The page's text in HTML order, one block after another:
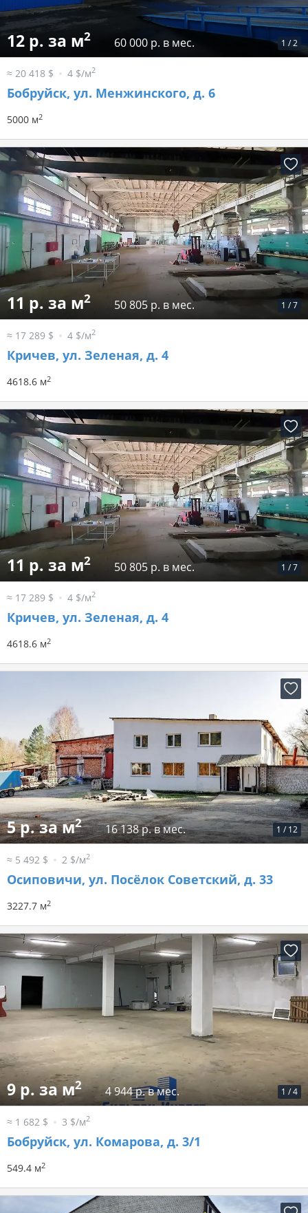
1 /2
12 р. за м2 60 000 р. в мес.
≈ 20 418 $ 4 $/м2
Бобруйск, ул. Менжинского, д. 6
5000 м2
1 /7
11 р. за м2 50 805 р. в мес.
≈ 17 289 $ 4 $/м2
Кричев, ул. Зеленая, д. 4
4618.6 м2
1 /7
11 р. за м2 50 805 р. в мес.
≈ 17 289 $ 4 $/м2
Кричев, ул. Зеленая, д. 4
4618.6 м2
1 / 12
5 р. за м2 16 138 р. в мес.
≈ 5 492 $ 2 $/м2
Осиповичи, ул. Посёлок Советский, д. 33
3227.7 м2
1 /4
9 р. за м2 4 944 р. в мес.
≈ 1 682 $ 3 $/м2
Бобруйск, ул. Комарова, д. 3/1
549.4 м2